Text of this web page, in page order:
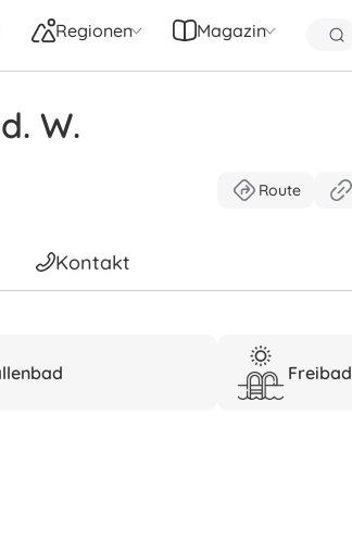
Regionen Magazin
W.
Route
Kontakt
Freibad